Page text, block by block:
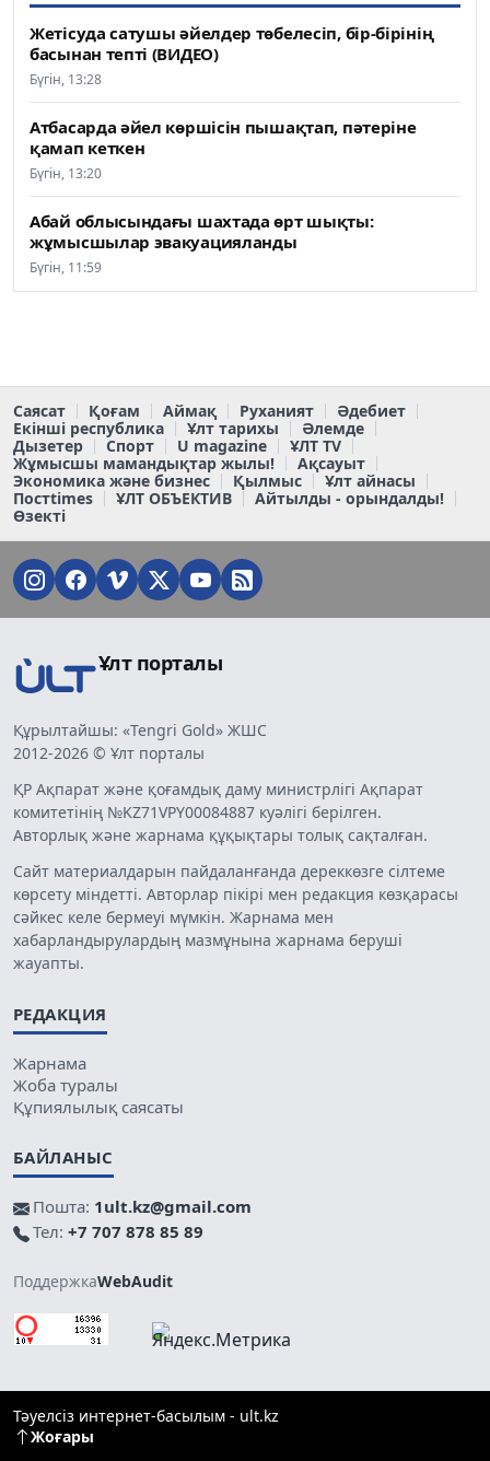
Жетісуда сатушы әйелдер төбелесіп, бір-бірінің
басынан тепті (ВИДЕО)
Бүгін, 13:28
Атбасарда әйел көршісін пышақтап, пәтеріне
қамап кеткен
Бүгін, 13:20
Абай облысындағы шахтада өрт шықты:
жұмысшылар эвакуацияланды
Бүгін, 11:59
Саясат Қоғам Аймақ Руханият
Әдебиет
Екінші республика
Ұлт тарихы
Әлемде
Дызетер
Спорт U magazine
ҰЛТ TV
Жұмысшы мамандықтар жылы!
Ақсауыт
Экономика және бизнес
Қылмыс
Ұлт айнасы
Постtimes
ҰЛТ ОБЪЕКТИВ
Айтылды - орындалды!
Өзекті
Ұлт порталы
Құрылтайшы: «Tengri Gold» ЖШС
2012-2026 © Ұлт порталы
ҚР Ақпарат және қоғамдық даму министрлігі Ақпарат
комитетінің №KZ71VPY00084887 куәлігі берілген.
Авторлық және жарнама құқықтары толық сақталған.
Сайт материалдарын пайдаланғанда дереккөзге сілтеме
көрсету міндетті. Авторлар пікірі мен редакция көзқарасы
сәйкес келе бермеуі мүмкін. Жарнама мен
хабарландырулардың мазмұнына жарнама беруші
жауапты.
РЕДАКЦИЯ
Жарнама
Жоба туралы
Құпиялылық саясаты
БАЙЛАНЫС
Пошта: 1ult.kz@gmail.com
Тел: +7 707 878 85 89
ПоддержкаWebAudit
Тәуелсіз интернет-басылым - ult.kz
Жоғары